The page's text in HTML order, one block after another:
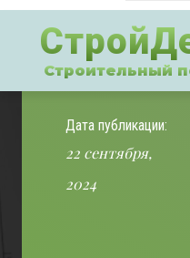
Строительный
Дата публикации:
22 сентября,
2024